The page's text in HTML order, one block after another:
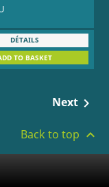
DÉTAILS
TO BASKET
Next 
Back to top 